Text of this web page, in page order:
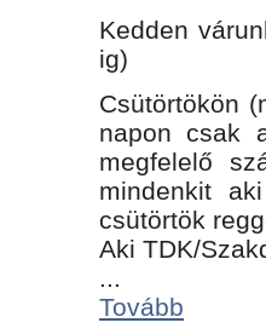
Kedden
ig)
Csütörtökön
napon csak
megfelelő
mindenkit
csütörtök
Aki TDK/
...
Tovább